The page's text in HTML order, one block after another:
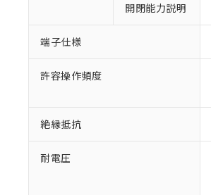
開閉能力説明
端子仕様
許容操作頻度
絶縁抵抗
耐電圧